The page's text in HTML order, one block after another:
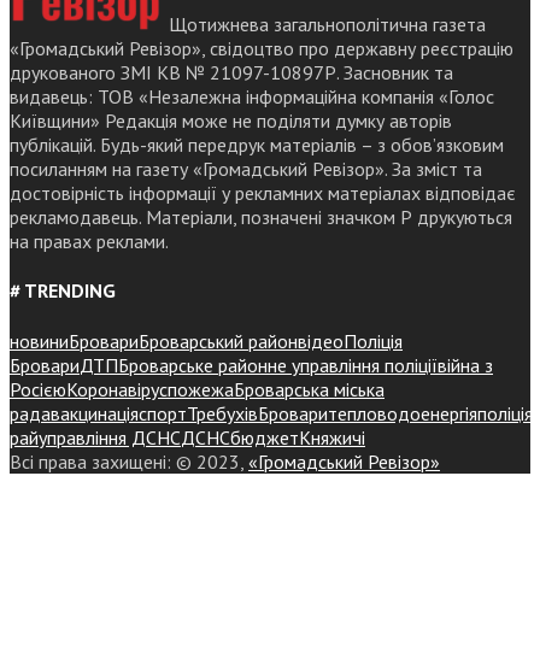
Щотижнева загальнополітична газета
«Громадський Ревізор», свідоцтво про державну реєстрацію
друкованого ЗМІ КВ № 21097-10897Р. Засновник та
видавець: ТОВ «Незалежна інформаційна компанія «Голос
Київщини» Редакція може не поділяти думку авторів
публікацій. Будь-який передрук матеріалів – з обов’язковим
посиланням на газету «Громадський Ревізор». За зміст та
достовірність інформації у рекламних матеріалах відповідає
рекламодавець. Матеріали, позначені значком Р друкуються
на правах реклами.
# TRENDING
новиниБровариБроварський районвідеоПоліція
БровариДТПБроварське районне управління поліціївійна з
РосієюКоронавіруспожежаБроварська міська
радавакцинаціяспортТребухівБроваритепловодоенергіяполіція
райуправління ДСНСДСНСбюджетКняжичі
Всі права захищені: © 2023, «Громадський Ревізор»